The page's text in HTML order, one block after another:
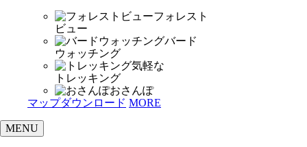
フォレスト
ビュー
バード
ウォッチング
気軽な
トレッキング
おさんぽ
マップダウンロード MORE
MENU